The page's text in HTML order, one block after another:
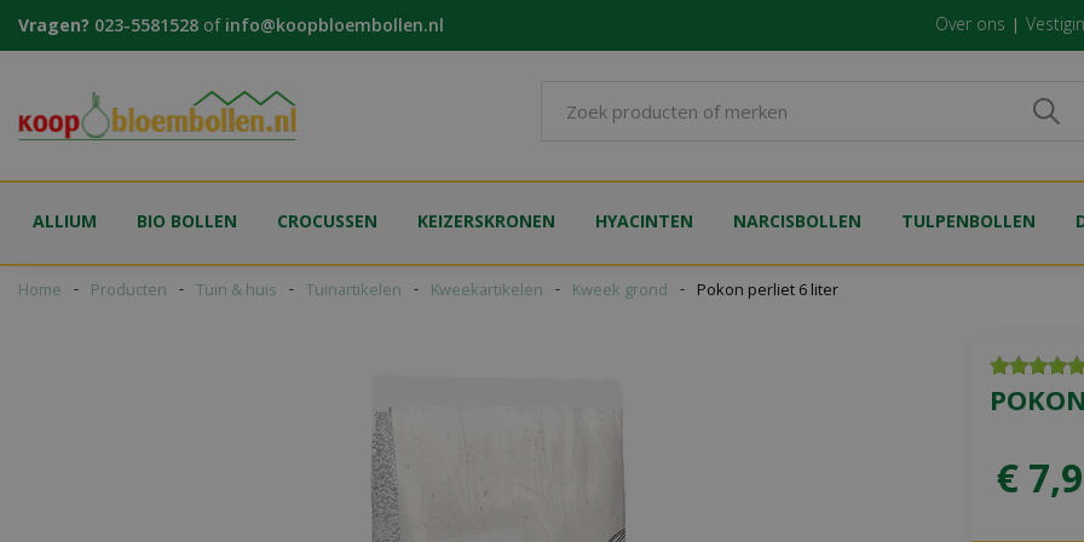
naar
Home Producten Tuin & huis Tuinartikelen Kweekartikelen Kweek grond Pokon perliet 6 liter
Vragen? 023-5581528 of info@koopbloembollen.nl Over ons
ALLIUM BIO BOLLEN CROCUSSEN KEIZERSKRONEN HYACINTEN NARCISBOLLEN TULPENBOLLEN
€ 7,